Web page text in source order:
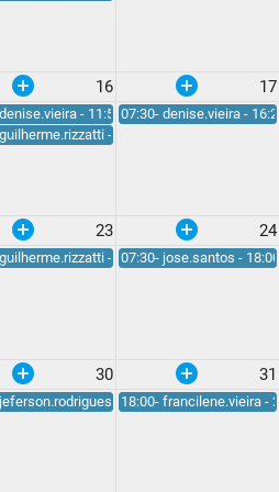
16
add_circle 17
add_circle
- 11:5007:30- denise.vieira -
- 20:30
23
add_circle 24
add_circle
- 18:00
07:30- jose.santos - 18:00
30
add_circle 31
add_circle
- 18:00
18:00- francilene.vieira -